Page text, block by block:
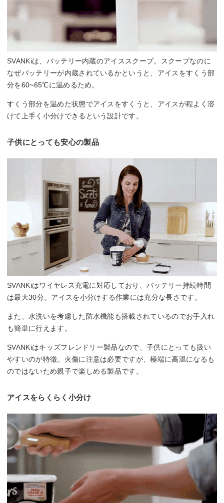
SVANKiは、バッテリー内蔵のアイススクープ。スクープなのに
なぜバッテリーが内蔵されているかというと、アイスをすくう部
分を60~65℃に温めるため。
すくう部分を温めた状態でアイスをすくうと、アイスが程よく溶
けて上手く小分けできるという設計です。
子供にとっても安心の製品
SVANKiはワイヤレス充電に対応しており、バッテリー持続時間
は最大30分。アイスを小分けする作業には充分な長さです。
また、水洗いを考慮した防水機能も搭載されているのでお手入れ
も簡単に行えます。
SVANKiはキッズフレンドリー製品なので、子供にとっても扱い
やすいのが特徴。火傷に注意は必要ですが、極端に高温になるも
のではないため親子で楽しめる製品です。
アイスをらくらく小分け